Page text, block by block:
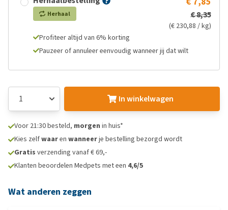
Herhaal € 8,35
(€ 230,88 / kg)
Profiteer altijd van 6% korting
Pauzeer of annuleer eenvoudig wanneer jij dat wilt
In winkelwagen
Voor 21:30 besteld, morgen in huis*
Kies zelfwaaren wanneerje bestelling bezorgd wordt
Gratis verzending vanaf € 69,-
Klanten beoordelen Medpets met een 4,6/5
Wat anderen zeggen